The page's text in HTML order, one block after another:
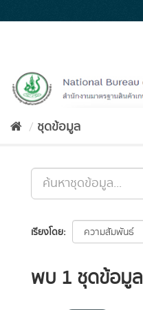
to
ชุดข้อมูล
เรียงโดย
พบ 1 ชุดข้อมูล